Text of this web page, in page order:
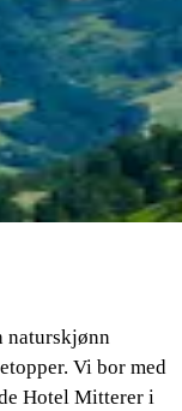
naturskjønn
Vi bor med
Hotel Mitterer i